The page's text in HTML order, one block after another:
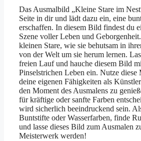
Das Ausmalbild „Kleine Stare im
Seite in dir und lädt dazu ein, eine
erschaffen. In diesem Bild findest du
Szene voller Leben und
kleinen Stare, wie sie behutsam in
von der Welt um sie herum lernen.
freien Lauf und hauche diesem Bild
Pinselstrichen Leben ein. Nutze diese
deine eigenen Fähigkeiten als
den Moment des Ausmalens zu
für kräftige oder sanfte Farben
wird sicherlich beeindruckend sein.
Buntstifte oder Wasserfarben, finde
und lasse dieses Bild zum Ausmalen
Meisterwerk werden!